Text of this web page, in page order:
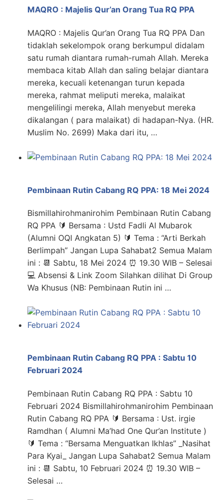
MAQRO : Majelis Qur’an Orang Tua RQ PPA
MAQRO : Majelis Qur’an Orang Tua RQ PPA Dan
tidaklah sekelompok orang berkumpul didalam
satu rumah diantara rumah-rumah Allah. Mereka
membaca kitab Allah dan saling belajar diantara
mereka, kecuali ketenangan turun kepada
mereka, rahmat meliputi mereka, malaikat
mengelilingi mereka, Allah menyebut mereka
dikalangan ( para malaikat) di hadapan-Nya. (HR.
Muslim No. 2699) Maka dari itu, …
Pembinaan Rutin Cabang RQ PPA: 18 Mei 2024
Bismillahirohmanirohim Pembinaan Rutin Cabang
RQ PPA 🔰 Bersama : Ustd Fadli Al Mubarok
(Alumni OQI Angkatan 5) 🔰 Tema : “Arti Berkah
Berlimpah” Jangan Lupa Sahabat2 Semua Malam
ini : 📆 Sabtu, 18 Mei 2024 ⏰ 19.30 WIB – Selesai
💻 Absensi & Link Zoom Silahkan dilihat Di Group
Wa Khusus (NB: Pembinaan Rutin ini …
Pembinaan Rutin Cabang RQ PPA : Sabtu 10
Februari 2024
Pembinaan Rutin Cabang RQ PPA : Sabtu 10
Februari 2024 Bismillahirohmanirohim Pembinaan
Rutin Cabang RQ PPA 🔰 Bersama : Ust. irgie
Ramdhan ( Alumni Ma’had One Qur’an Institute )
🔰 Tema : “Bersama Menguatkan Ikhlas” _Nasihat
Para Kyai_ Jangan Lupa Sahabat2 Semua Malam
ini : 📆 Sabtu, 10 Februari 2024 ⏰ 19.30 WIB –
Selesai …